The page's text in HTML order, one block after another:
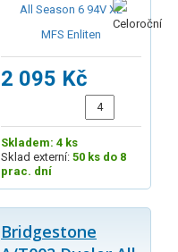
2 095 Kč
Skladem: 4 ks
Sklad externí: 50 ks do 8
prac. dní
Bridgestone